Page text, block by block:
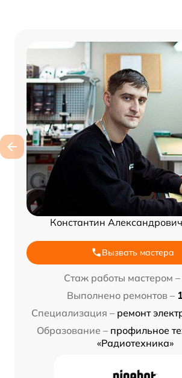
Константин
Вызвать мастера
Стаж работы мастером –
Выполнено ремонтов –
Специализация – ремонт
Образование – профильное
«Радиотехника»